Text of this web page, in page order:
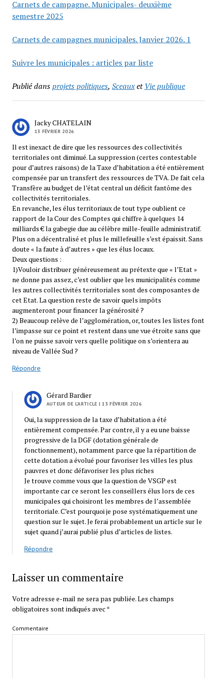
Carnets de campagne. Municipales- deuxième
semestre 2025
Carnets de campagnes municipales. Janvier 2026. 1
Suivre les municipales : articles par liste
Publié dansprojets politiques, SceauxetVie publique
Jacky CHATELAIN
13 FÉVRIER 2026
Il est inexact de dire que les ressources des collectivités
territoriales ont diminué. La suppression (certes contestable
pour d’autres raisons) de la Taxe d’habitation a été entièrement
compensée par un transfert des ressources de TVA. De fait cela
Transfère au budget de l’état central un déficit fantôme des
collectivités territoriales.
En revanche, les élus territoriaux de tout type oublient ce
rapport de la Cour des Comptes qui chiffre à quelques 14
milliards € la gabegie due au célèbre mille-feuille administratif.
Plus on a décentralisé et plus le millefeuille s’est épaissit. Sans
doute « la faute à d’autres » que les élus locaux.
Deux questions :
1)Vouloir distribuer généreusement au prétexte que « l’Etat »
ne donne pas assez, c’est oublier que les municipalités comme
les autres collectivités territoriales sont des composantes de
cet Etat. La question reste de savoir quels impôts
augmenteront pour financer la générosité ?
2) Beaucoup relève de l’agglomération, or, toutes les listes font
l’impasse sur ce point et restent dans une vue étroite sans que
l’on ne puisse savoir vers quelle politique on s’orientera au
niveau de Vallée Sud ?
Répondre
Gérard Bardier
AUTEUR DE L’ARTICLE | 13 FÉVRIER 2026
Oui, la suppression de la taxe d’habitation a été
entièrement compensée. Par contre, il y a eu une baisse
progressive de la DGF (dotation générale de
fonctionnement), notamment parce que la répartition de
cette dotation a évolué pour favoriser les villes les plus
pauvres et donc défavoriser les plus riches
Je trouve comme vous que la question de VSGP est
importante car ce seront les conseillers élus lors de ces
municipales qui choisiront les membres de l’assemblée
territoriale. C’est pourquoi je pose systématiquement une
question sur le sujet. Je ferai probablement un article sur le
sujet quand j’aurai publié plus d’articles de listes.
Répondre
Laisser un commentaire
Votre adresse e-mail ne sera pas publiée.Les champs
obligatoires sont indiqués avec *
Commentaire